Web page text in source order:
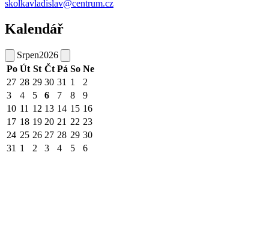
skolkavladislav@centrum.cz
Kalendář
Srpen2026
Po Út St Čt Pá So Ne
27 28 29 30 31 1
2
3
4 5 6 7 8
9
10 11 12 13 14 15 16
17 18 19 20 21 22 23
24 25 26 27 28 29 30
31 1 2 3 4 5 6